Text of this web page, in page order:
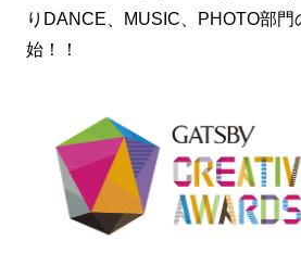
りDANCE、MUSIC、PHOTO部門
始！！